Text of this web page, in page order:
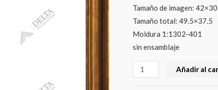
Tamaño de imagen: 42×30
Tamaño total: 49.5×37.5
Moldura 1:1302-401
sin ensamblaje
cantidad
Añadir al